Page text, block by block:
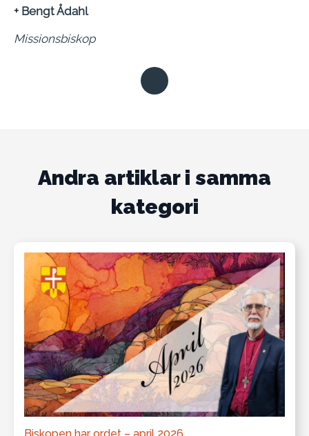
+ Bengt Ådahl
Missionsbiskop
Andra artiklar i samma
kategori